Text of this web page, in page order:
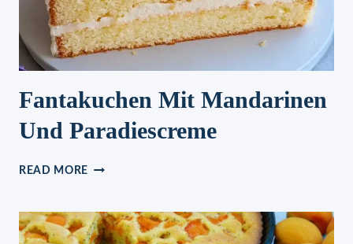
Fantakuchen Mit Mandarinen
Und Paradiescreme
READ MORE FANTAKUCHEN
UND
PARADIESCREME